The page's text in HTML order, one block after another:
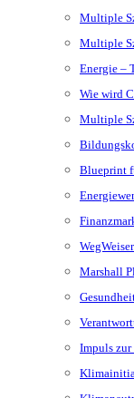
Multiple
Multiple
Energie –
Wie wird
Multiple
Blueprint
Marshall
Impuls